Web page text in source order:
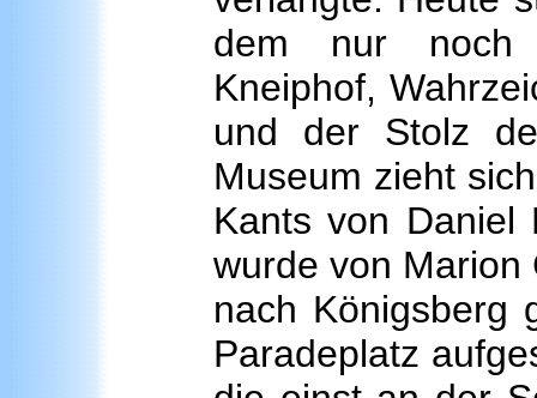
dem nur noch
Kneiphof,
und der Stolz
Museum zieht
Kants von Daniel
wurde von Marion
nach Königsberg
Paradeplatz